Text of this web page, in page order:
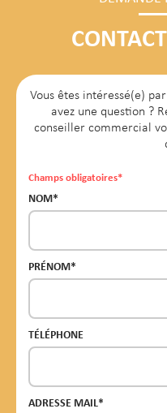
Vous êtes intéressé(e)
avez une question ?
conseiller commercial
Champs obligatoires*
NOM*
PRÉNOM*
TÉLÉPHONE
ADRESSE MAIL*